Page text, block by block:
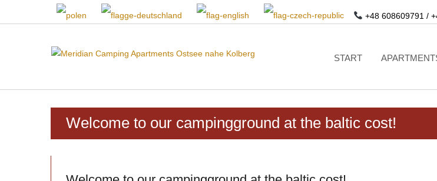
+48 608609791 /
START
Welcome to our campingground at the baltic cost!